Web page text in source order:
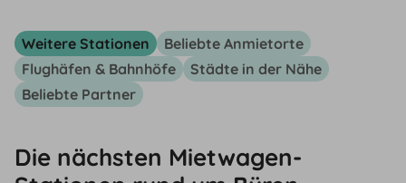
Weitere Stationen
Beliebte Anmietorte
Flughäfen & Bahnhöfe
Städte in der Nähe
Beliebte Partner
Die nächsten Mietwagen-